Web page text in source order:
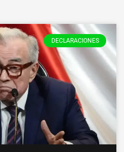
DECLARACIONES